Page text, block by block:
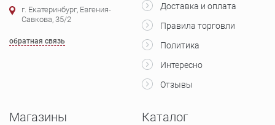
г. Екатеринбург, Евгения-
Савкова, 35/2
обратная связь
Доставка и оплата
Правила торговли
Политика
Интересно
Отзывы
Магазины Каталог